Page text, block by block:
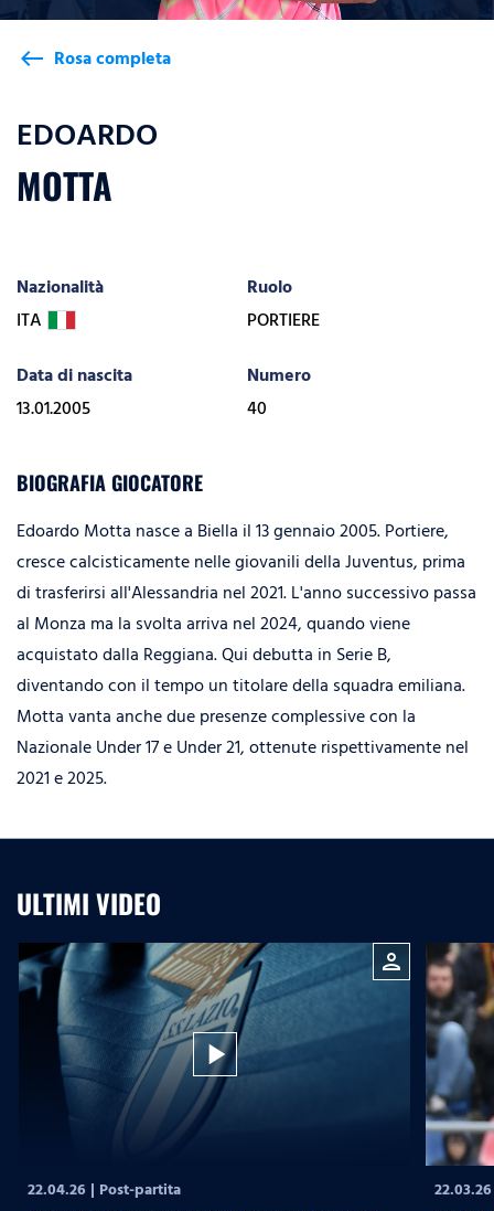
west Rosa completa
EDOARDO
MOTTA
Nazionalità
ITA
Data di nascita
13.01.2005
Ruolo
PORTIERE
Numero
40
BIOGRAFIA GIOCATORE
Edoardo Motta nasce a Biella il 13 gennaio 2005. Portiere,
cresce calcisticamente nelle giovanili della Juventus, prima
di trasferirsi all'Alessandria nel 2021. L'anno successivo passa
al Monza ma la svolta arriva nel 2024, quando viene
acquistato dalla Reggiana. Qui debutta in Serie B,
diventando con il tempo un titolare della squadra emiliana.
Motta vanta anche due presenze complessive con la
Nazionale Under 17 e Under 21, ottenute rispettivamente nel
2021 e 2025.
ULTIMI VIDEO
person
play_arrow
22.04.26 | Post-partita 22.03.26